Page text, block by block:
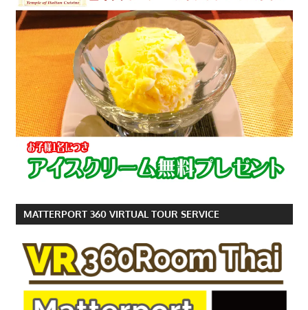
MATTERPORT 360 VIRTUAL TOUR SERVICE